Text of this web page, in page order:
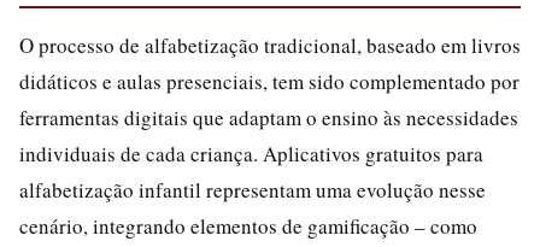
O processo de alfabetização tradicional, baseado em livros
didáticos e aulas presenciais, tem sido complementado por
ferramentas digitais que adaptam o ensino às necessidades
individuais de cada criança. Aplicativos gratuitos para
alfabetização infantil representam uma evolução nesse
cenário, integrando elementos de gamificação – como